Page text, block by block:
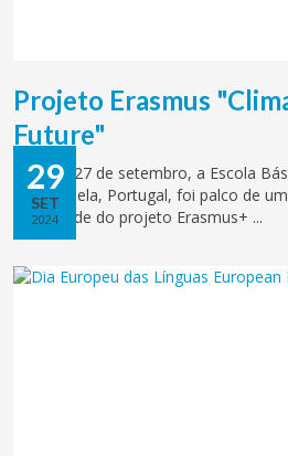
29
SET
2024
Projeto Erasmus
Future"
De 24 a 27 de setembro, a Escola
em Palmela, Portugal, foi palco de
mobilidade do projeto Erasmus+ ...